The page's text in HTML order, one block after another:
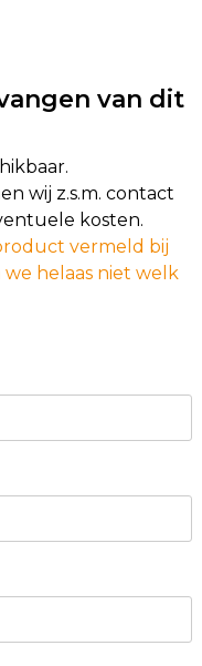
van dit
wij z.s.m. contact
kosten.
vermeld bij
helaas niet welk